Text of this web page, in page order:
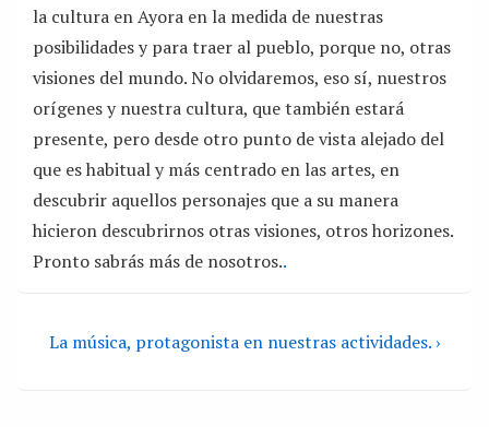
la cultura en Ayora en la medida de nuestras
posibilidades y para traer al pueblo, porque no, otras
visiones del mundo. No olvidaremos, eso sí, nuestros
orígenes y nuestra cultura, que también estará
presente, pero desde otro punto de vista alejado del
que es habitual y más centrado en las artes, en
descubrir aquellos personajes que a su manera
hicieron descubrirnos otras visiones, otros horizones.
Pronto sabrás más de nosotros..
La música, protagonista en nuestras actividades. ›